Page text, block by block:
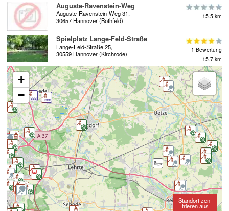
Auguste-Ravenstein-Weg
Auguste-Ravenstein-Weg 31,
30657 Hannover (Bothfeld)
15.5 km
Spielplatz Lange-Feld-Straße
Lange-Feld-Straße 25,
30559 Hannover (Kirchrode)
1 Bewertung
15.7 km
+
−
Standort zen-
trieren aus